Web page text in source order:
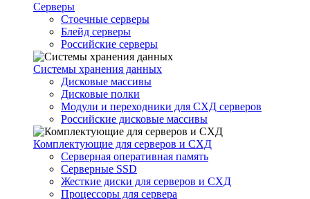
Серверы
Стоечные серверы
Блейд серверы
Российские серверы
Системы хранения данных
Дисковые массивы
Дисковые полки
Модули и переходники для СХД серверов
Российские дисковые массивы
Комплектующие для серверов и СХД
Серверная оперативная память
Серверные SSD
Жесткие диски для серверов и СХД
Процессоры для сервера